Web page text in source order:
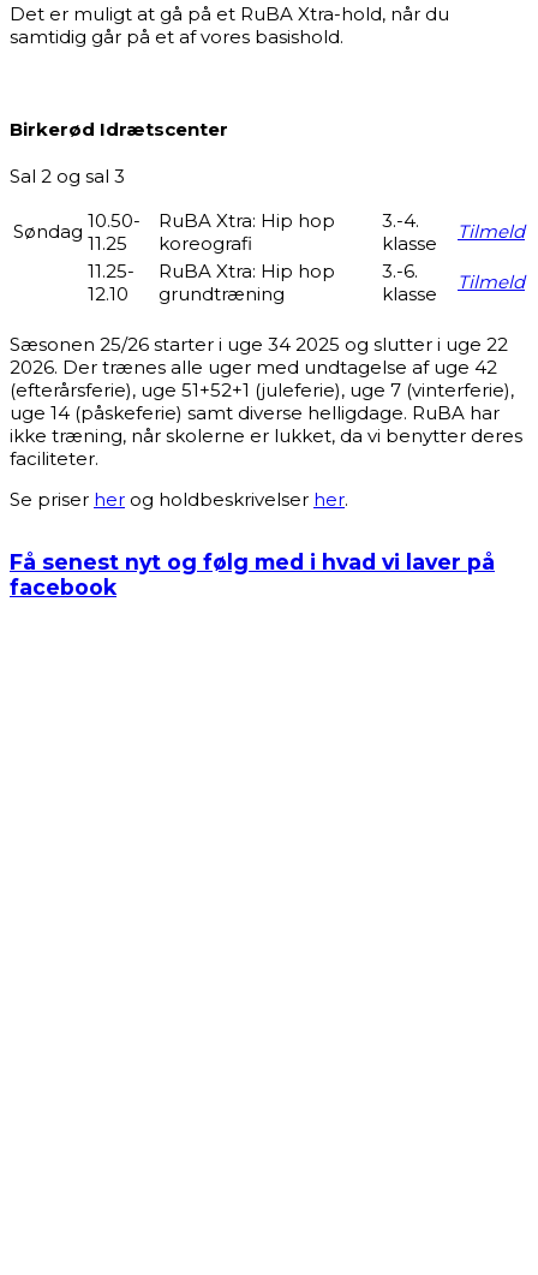
Det er muligt at gå på et RuBA Xtra-hold, når du
samtidig går på et af vores basishold.
Birkerød Idrætscenter
Sal 2 og sal 3
Søndag 10.50-
11.25
RuBA Xtra: Hip hop
koreografi
3.-4.
klasse
Tilmeld
11.25-
12.10
RuBA Xtra: Hip hop
grundtræning
3.-6.
klasse
Tilmeld
Sæsonen 25/26 starter i uge 34 2025 og slutter i uge 22
2026. Der trænes alle uger med undtagelse af uge 42
(efterårsferie), uge 51+52+1 (juleferie), uge 7 (vinterferie),
uge 14 (påskeferie) samt diverse helligdage. RuBA har
ikke træning, når skolerne er lukket, da vi benytter deres
faciliteter.
Se priser her og holdbeskrivelser her.
Få senest nyt og følg med i hvad vi laver på
facebook